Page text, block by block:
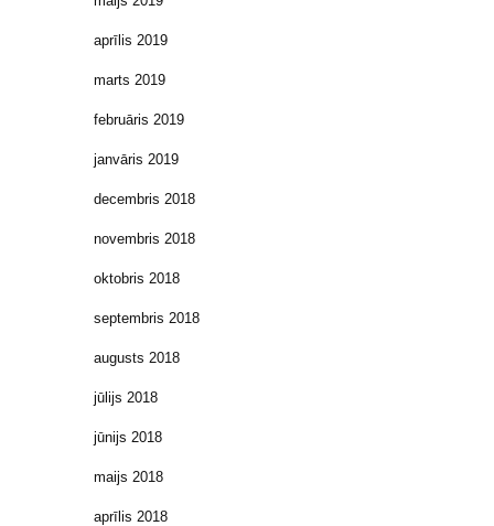
aprīlis 2019
marts 2019
februāris 2019
janvāris 2019
decembris 2018
novembris 2018
oktobris 2018
septembris 2018
augusts 2018
jūlijs 2018
jūnijs 2018
maijs 2018
aprīlis 2018